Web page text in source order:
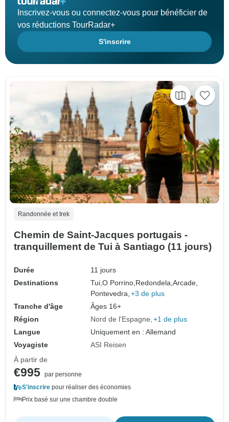
Inscrivez-vous ou connectez-vous pour bénéficier de
vos réductions TourRadar+
S'inscrire
Randonnée et trek
Chemin de Saint-Jacques portugais -
tranquillement de Tui à Santiago (11 jours)
Durée
11 jours
Destinations
Tui,O Porrino,Redondela,Arcade,
Pontevedra, +3 de plus
Tranche d'âge
Âges 16+
Région
Nord de l'Espagne +1 de plus
Langue
Uniquement en : Allemand
Voyagiste
ASI Reisen
À partir de
€995 par personne
S'inscrire pour réaliser des économies
Prix basé sur une chambre double